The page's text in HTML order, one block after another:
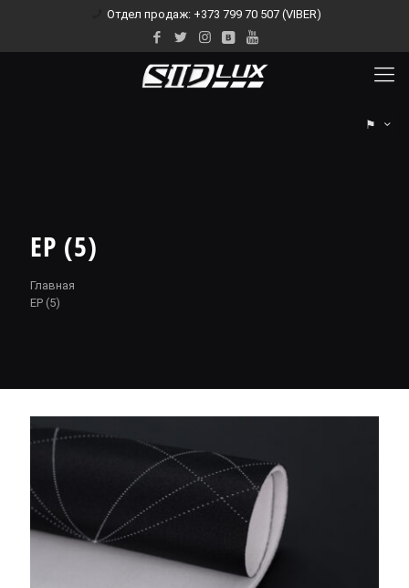
Отдел продаж: +373 799 70 507 (VIBER)
⚑
EP (5)
Главная
EP (5)